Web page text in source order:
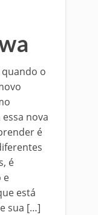
o
nova
é
é
e
está
sua […]